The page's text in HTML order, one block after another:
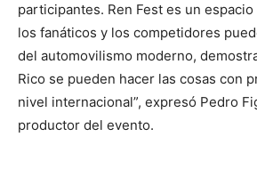
participantes. Ren Fest es un
los fanáticos y los competidores
del automovilismo moderno,
Rico se pueden hacer las cosas con
nivel internacional”, expresó Pedro
productor del evento.